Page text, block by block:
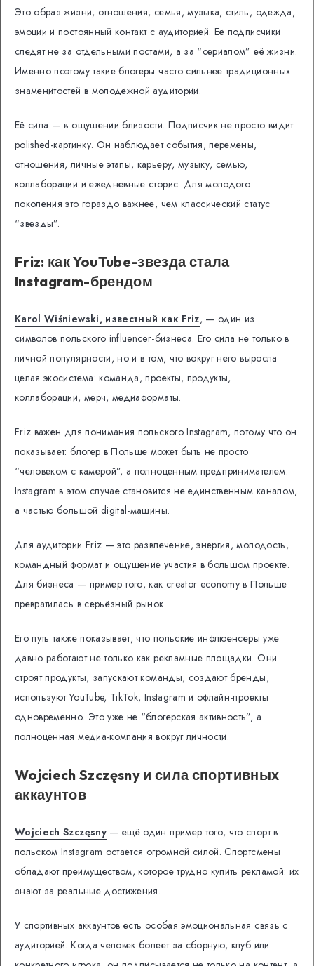
Это образ жизни, отношения, семья, музыка, стиль, одежда,
эмоции и постоянный контакт с аудиторией. Её подписчики
следят не за отдельными постами, а за “сериалом” её жизни.
Именно поэтому такие блогеры часто сильнее традиционных
знаменитостей в молодёжной аудитории.
Её сила — в ощущении близости. Подписчик не просто видит
polished-картинку. Он наблюдает события, перемены,
отношения, личные этапы, карьеру, музыку, семью,
коллаборации и ежедневные сторис. Для молодого
поколения это гораздо важнее, чем классический статус
“звезды”.
Friz: как YouTube-звезда стала
Instagram-брендом
Karol Wiśniewski, известный как Friz, — один из
символов польского influencer-бизнеса. Его сила не только в
личной популярности, но и в том, что вокруг него выросла
целая экосистема: команда, проекты, продукты,
коллаборации, мерч, медиаформаты.
Friz важен для понимания польского Instagram, потому что он
показывает: блогер в Польше может быть не просто
“человеком с камерой”, а полноценным предпринимателем.
Instagram в этом случае становится не единственным каналом,
а частью большой digital-машины.
Для аудитории Friz — это развлечение, энергия, молодость,
командный формат и ощущение участия в большом проекте.
Для бизнеса — пример того, как creator economy в Польше
превратилась в серьёзный рынок.
Его путь также показывает, что польские инфлюенсеры уже
давно работают не только как рекламные площадки. Они
строят продукты, запускают команды, создают бренды,
используют YouTube, TikTok, Instagram и офлайн-проекты
одновременно. Это уже не “блогерская активность”, а
полноценная медиа-компания вокруг личности.
Wojciech Szczęsny и сила спортивных
аккаунтов
Wojciech Szczęsny— ещё один пример того, что спорт в
польском Instagram остаётся огромной силой. Спортсмены
обладают преимуществом, которое трудно купить рекламой: их
знают за реальные достижения.
У спортивных аккаунтов есть особая эмоциональная связь с
аудиторией. Когда человек болеет за сборную, клуб или